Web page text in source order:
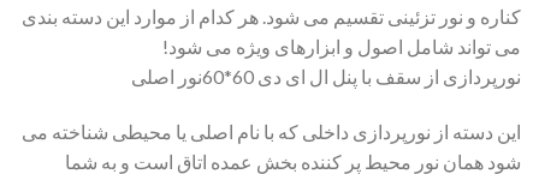
کناره و نور تزئینی تقسیم می شود. هر کدام از موارد این دسته بندی
می تواند شامل اصول و ابزارهای ویژه می شود!
نورپردازی از سقف با پنل ال ای دی 60*60نور اصلی
این دسته از نورپردازی داخلی که با نام اصلی یا محیطی شناخته می
شود همان نور محیط پر کننده بخش عمده اتاق است و به شما